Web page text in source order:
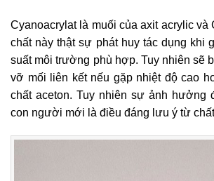
Cyanoacrylat là muối của axit acrylic và
chất này thật sự phát huy tác dụng khi
suất môi trường phù hợp. Tuy nhiên sẽ
vỡ mối liên kết nếu gặp nhiệt độ cao
chất aceton. Tuy nhiên sự ảnh hưởng
con người mới là điều đáng lưu ý từ